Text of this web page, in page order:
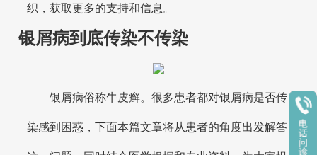
织，获取更多的支持和信息。
银屑病到底传染不传染
银屑病俗称牛皮癣。很多患者都对银屑病是否传
染感到困惑，下面本篇文章将从患者的角度出发解答